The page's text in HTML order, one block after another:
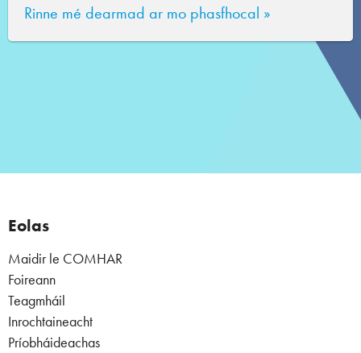
Rinne mé dearmad ar mo phasfhocal »
Eolas
Maidir le COMHAR
Foireann
Teagmháil
Inrochtaineacht
Príobháideachas